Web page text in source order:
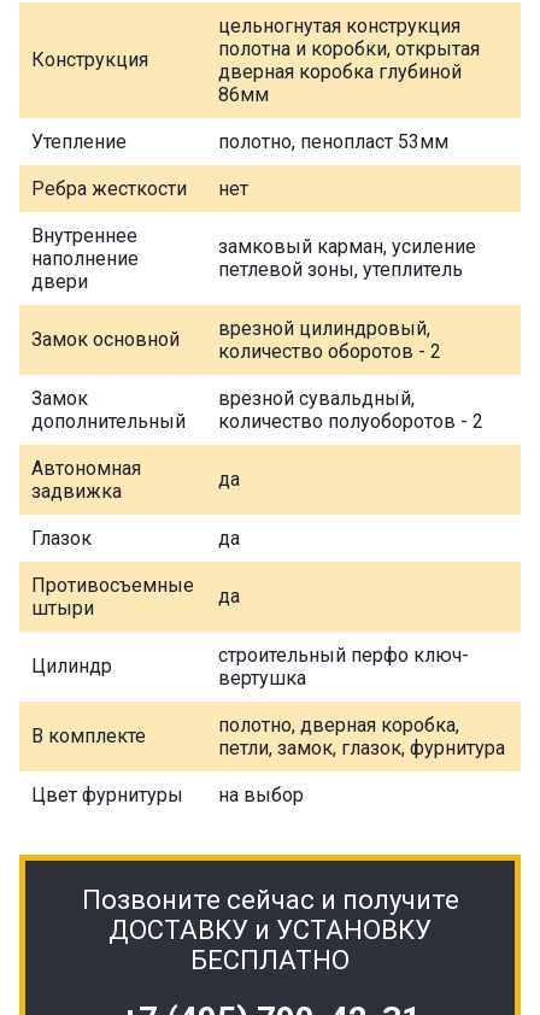
Конструкция
цельногнутая конструкция
полотна и коробки, открытая
дверная коробка глубиной
86мм
Утепление полотно, пенопласт 53мм
Ребра жесткости нет
Внутреннее
наполнение
двери
замковый карман, усиление
петлевой зоны, утеплитель
Замок основной
врезной цилиндровый,
количество оборотов - 2
Замок
дополнительный
врезной сувальдный,
количество полуоборотов - 2
Автономная
задвижка
да
Глазок да
Противосъемные
штыри
да
Цилиндр
строительный перфо ключ-
вертушка
В комплекте
полотно, дверная коробка,
петли, замок, глазок, фурнитура
Цвет фурнитуры на выбор
Позвоните сейчас и получите
ДОСТАВКУ и УСТАНОВКУ
БЕСПЛАТНО